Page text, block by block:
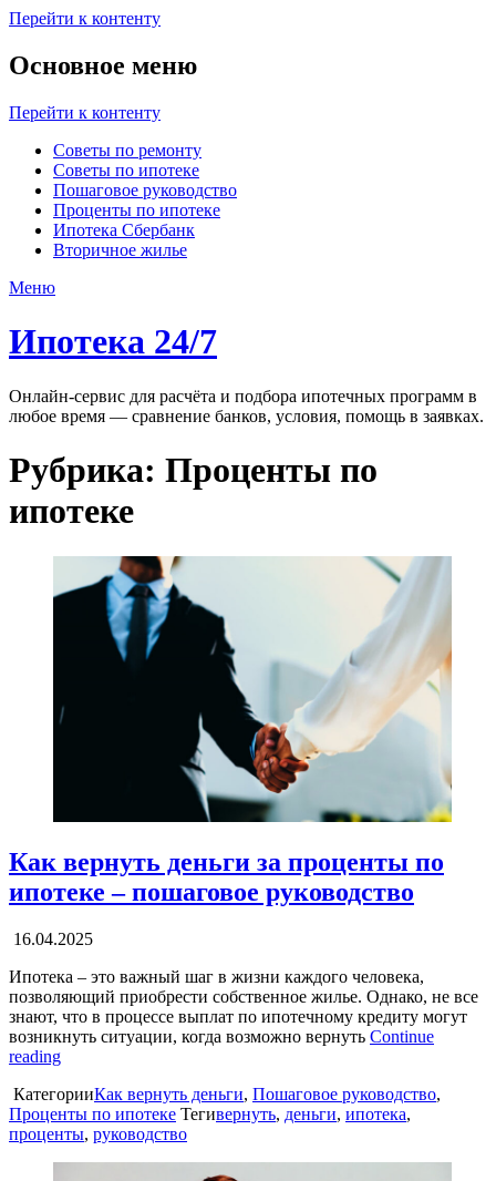
Перейти к контенту
Основное меню
Перейти к контенту
Советы по ремонту
Советы по ипотеке
Пошаговое руководство
Проценты по ипотеке
Ипотека Сбербанк
Вторичное жилье
Меню
Ипотека 24/7
Онлайн-сервис для расчёта и подбора ипотечных программ в
любое время — сравнение банков, условия, помощь в заявках.
Рубрика: Проценты по
ипотеке
Как вернуть деньги за проценты по
ипотеке – пошаговое руководство
16.04.2025
Ипотека – это важный шаг в жизни каждого человека,
позволяющий приобрести собственное жилье. Однако, не все
знают, что в процессе выплат по ипотечному кредиту могут
возникнуть ситуации, когда возможно вернуть Continue
reading
КатегорииКак вернуть деньги, Пошаговое руководство,
Проценты по ипотеке Тегивернуть, деньги, ипотека,
проценты, руководство